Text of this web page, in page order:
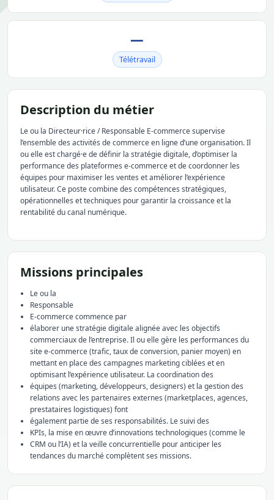
—
Télétravail
Description du métier
Le ou la Directeur·rice / Responsable E-commerce supervise
l’ensemble des activités de commerce en ligne d’une organisation. Il
ou elle est chargé·e de définir la stratégie digitale, d’optimiser la
performance des plateformes e-commerce et de coordonner les
équipes pour maximiser les ventes et améliorer l’expérience
utilisateur. Ce poste combine des compétences stratégiques,
opérationnelles et techniques pour garantir la croissance et la
rentabilité du canal numérique.
Missions principales
Le ou la
Responsable
E-commerce commence par
élaborer une stratégie digitale alignée avec les objectifs
commerciaux de l’entreprise. Il ou elle gère les performances du
site e-commerce (trafic, taux de conversion, panier moyen) en
mettant en place des campagnes marketing ciblées et en
optimisant l’expérience utilisateur. La coordination des
équipes (marketing, développeurs, designers) et la gestion des
relations avec les partenaires externes (marketplaces, agences,
prestataires logistiques) font
également partie de ses responsabilités. Le suivi des
KPIs, la mise en œuvre d’innovations technologiques (comme le
CRM ou l’IA) et la veille concurrentielle pour anticiper les
tendances du marché complètent ses missions.